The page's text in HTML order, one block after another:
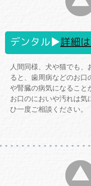
デンタル▶詳細
人間同様、犬や猫でも、
ると、歯周病などのお口
や腎臓の病気になること
お口のにおいや汚れは気
ひ一度ご相談ください。